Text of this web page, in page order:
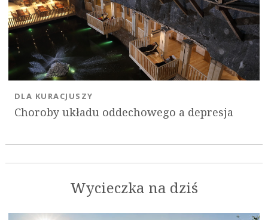
Choroby układu oddechowego a depresja
DLA KURACJUSZY
Wycieczka na dziś